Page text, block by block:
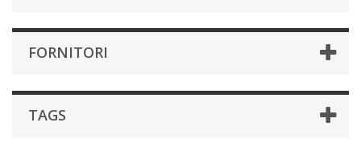
FORNITORI
TAGS